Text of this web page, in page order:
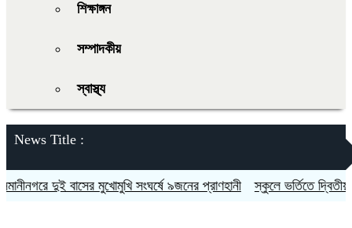
শিক্ষাঙ্গন
সম্পাদকীয়
স্বাস্থ্য
News Title :
দুই বাসের মুখোমুখি সংঘর্ষে ৯জনের প্রাণহানী স্কুলে ভর্তিতে দ্বিতীয়-